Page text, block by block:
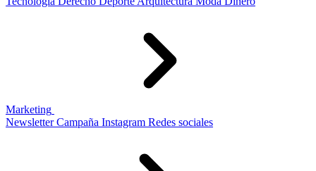
Marketing
Newsletter Campaña Instagram Redes sociales